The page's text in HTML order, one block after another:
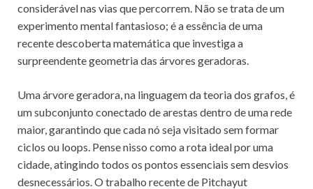
considerável nas vias que percorrem. Não se trata de um
experimento mental fantasioso; é a essência de uma
recente descoberta matemática que investiga a
surpreendente geometria das árvores geradoras.
Uma árvore geradora, na linguagem da teoria dos grafos, é
um subconjunto conectado de arestas dentro de uma rede
maior, garantindo que cada nó seja visitado sem formar
ciclos ou loops. Pense nisso como a rota ideal por uma
cidade, atingindo todos os pontos essenciais sem desvios
desnecessários. O trabalho recente de Pitchayut